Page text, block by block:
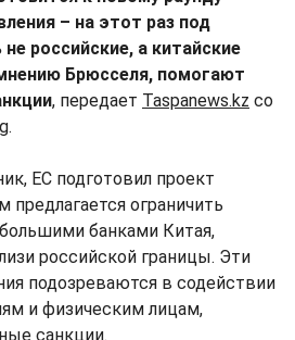
– на этот раз под
российские, а китайские
Брюсселя, помогают
, передает Taspanews.kz со
.
ЕС подготовил проект
предлагается ограничить
банками Китая,
российской границы. Эти
подозреваются в содействии
и физическим лицам,
санкции.